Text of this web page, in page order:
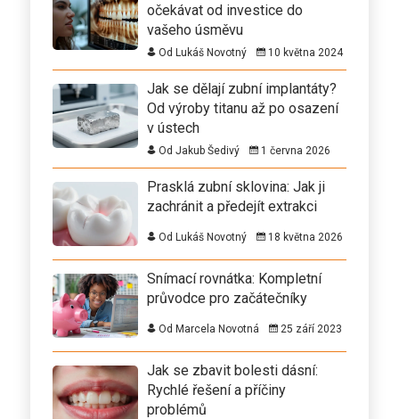
očekávat od investice do
vašeho úsměvu
Od Lukáš Novotný 10 května 2024
Jak se dělají zubní implantáty?
Od výroby titanu až po osazení
v ústech
Od Jakub Šedivý 1 června 2026
Prasklá zubní sklovina: Jak ji
zachránit a předejít extrakci
Od Lukáš Novotný 18 května 2026
Snímací rovnátka: Kompletní
průvodce pro začátečníky
Od Marcela Novotná 25 září 2023
Jak se zbavit bolesti dásní:
Rychlé řešení a příčiny
problémů